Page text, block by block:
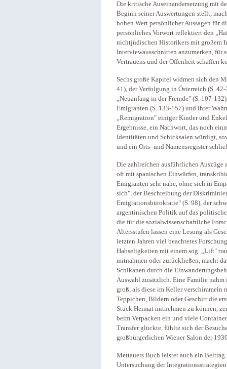
Die kritische Auseinandersetzung mit
Beginn seiner Auswertungen stellt,
hohen Wert persönlicher Aussagen für
persönliches Vorwort reflektiert den
nichtjüdischen Historikers mit großem
Interviewausschnitten anzumerken, für
Vertrauens und der Offenheit schaffen
Sechs große Kapitel widmen sich den
41), der Verfolgung in Österreich (S.
„Neuanfang in der Fremde" (S. 107-
Emigranten (S. 133-157) und ihrer
„Remigration" einiger Kinder und
Ergebnisse, ein Nachwort, das noch
Identitäten und Schicksalen würdigt,
und ein Orts- und Namensregister
Die zahlreichen ausführlichen Auszüge
oft mit spanischen Einwürfen,
Emigranten sehr nahe, ohne sich in
sich", der Beschreibung der
Emigrationsbürokratie" (S. 98), der
argentinischen Politik auf das
die für die sozialwissenschaftliche
Altersstufen lassen eine Lesung als
letzten Jahren viel beachtetes
Habseligkeiten mit einem sog. „Lift"
mitnahmen oder zurückließen, macht
Schikanen durch die
Auswahl zusätzlich. Eine Familie
groß, als diese im Keller verschimmeln
Teppichen, Bildern oder Geschirr die
Stück Heimat mitnehmen zu können,
beim Verpacken ein und viele
Transfer glückte, fühlte sich der
großbürgerlichen Wiener Salon der
Mettauers Buch leistet auch ein
Untersuchung der